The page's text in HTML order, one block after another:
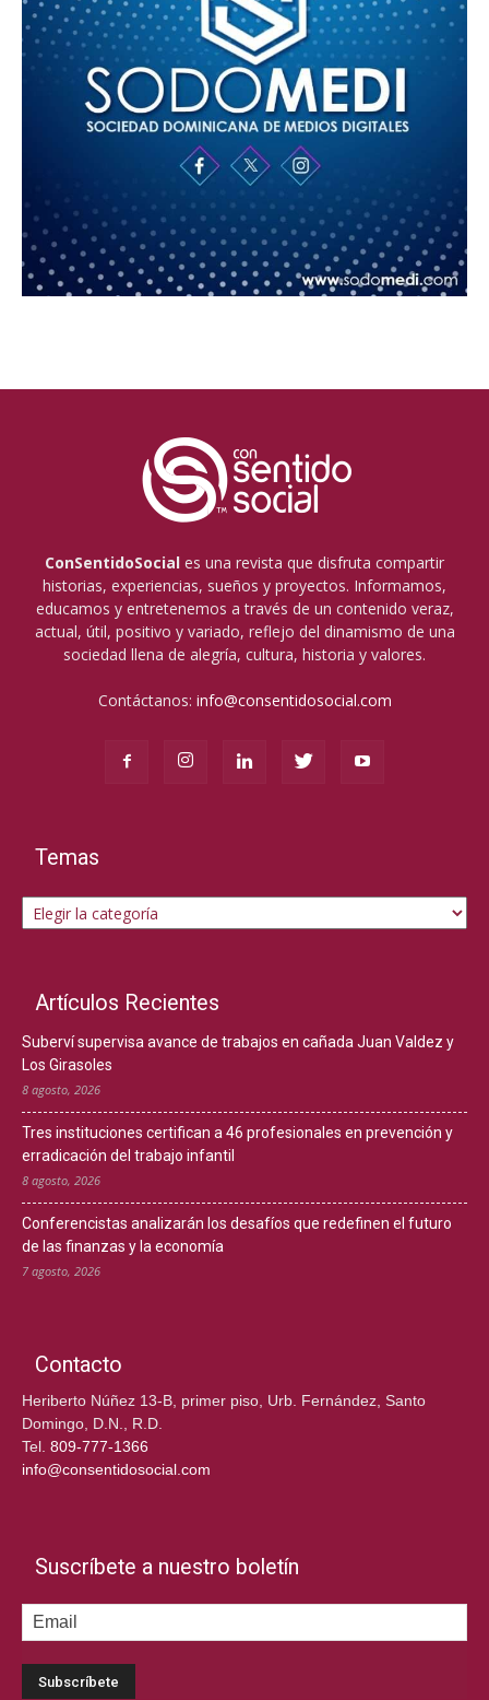
ConSentidoSocial es una revista que disfruta compartir
historias, experiencias, sueños y proyectos. Informamos,
educamos y entretenemos a través de un contenido veraz,
actual, útil, positivo y variado, reflejo del dinamismo de una
sociedad llena de alegría, cultura, historia y valores.
Contáctanos: info@consentidosocial.com
Temas
Temas
Artículos Recientes
Suberví supervisa avance de trabajos en cañada Juan Valdez y
Los Girasoles
8 agosto, 2026
Tres instituciones certifican a 46 profesionales en prevención y
erradicación del trabajo infantil
8 agosto, 2026
Conferencistas analizarán los desafíos que redefinen el futuro
de las finanzas y la economía
7 agosto, 2026
Contacto
Heriberto Núñez 13-B, primer piso, Urb. Fernández, Santo
Domingo, D.N., R.D.
Tel. 809-777-1366
info@consentidosocial.com
Suscríbete a nuestro boletín